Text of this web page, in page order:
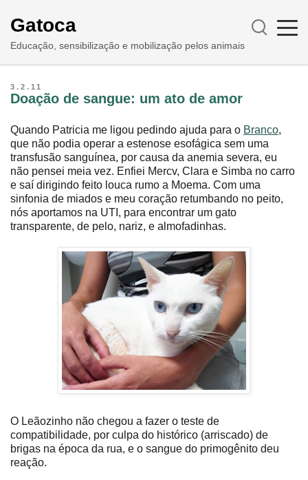
Gatoca
Educação, sensibilização e mobilização pelos animais
3.2.11
Doação de sangue: um ato de amor
Quando Patricia me ligou pedindo ajuda para o Branco,
que não podia operar a estenose esofágica sem uma
transfusão sanguínea, por causa da anemia severa, eu
não pensei meia vez. Enfiei Mercv, Clara e Simba no carro
e saí dirigindo feito louca rumo a Moema. Com uma
sinfonia de miados e meu coração retumbando no peito,
nós aportamos na UTI, para encontrar um gato
transparente, de pelo, nariz, e almofadinhas.
O Leãozinho não chegou a fazer o teste de
compatibilidade, por culpa do histórico (arriscado) de
brigas na época da rua, e o sangue do primogênito deu
reação.